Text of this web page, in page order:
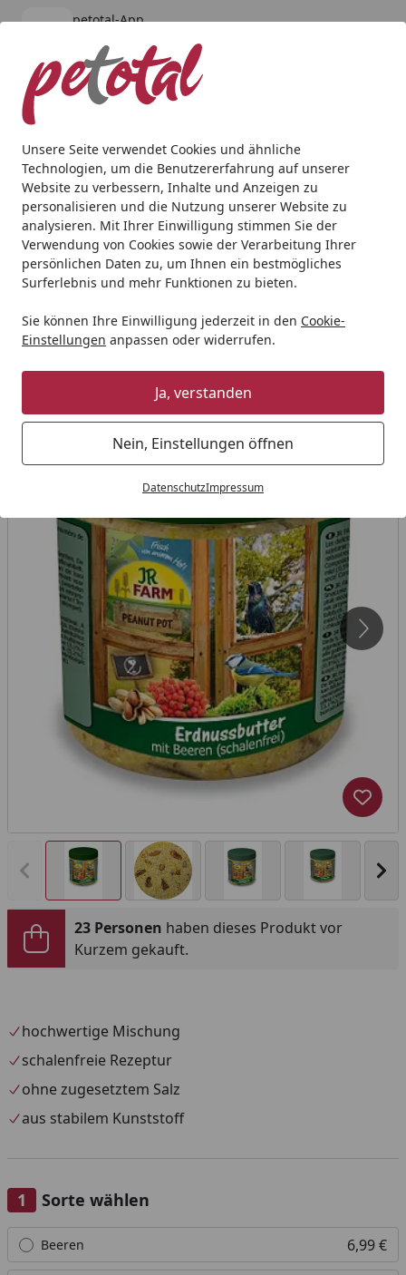
Unsere Seite verwendet Cookies und ähnliche
Technologien, um die Benutzererfahrung auf unserer
Website zu verbessern, Inhalte und Anzeigen zu
personalisieren und die Nutzung unserer Website zu
analysieren. Mit Ihrer Einwilligung stimmen Sie der
Verwendung von Cookies sowie der Verarbeitung Ihrer
persönlichen Daten zu, um Ihnen ein bestmögliches
Surferlebnis und mehr Funktionen zu bieten.
Sie können Ihre Einwilligung jederzeit in den Cookie-
Einstellungen anpassen oder widerrufen.
Ja, verstanden
Nein, Einstellungen öffnen
DatenschutzImpressum
petotal-App
kostenlos - Im App Store
Alle Produkte
Mein Konto
Suchen
Startseite
Andere Tierarten Vogel Vogelfutter JR FARM Peanut
JR FARM Peanut Pot Erdnussbutter
400g Wildvogelfutter zum
Nachfüllen
Vorheriges Bild anzeigen
BALD VERGRIFFEN
23 Personen haben dieses Produkt vor
Kurzem gekauft.
hochwertige Mischung
schalenfreie Rezeptur
ohne zugesetztem Salz
aus stabilem Kunststoff
Sorte wählen
Alle anzeigen (4)
Beeren 6,99 €